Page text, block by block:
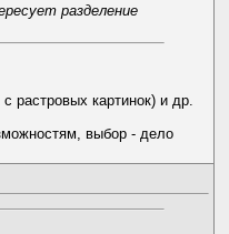
разделение
растровых картинок) и др.
выбор - дело